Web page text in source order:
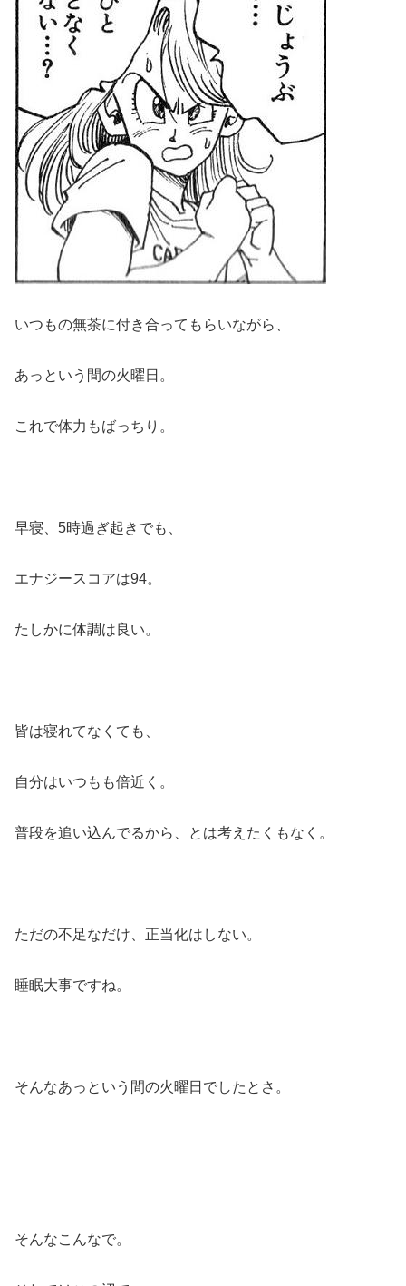
いつもの無茶に付き合ってもらいながら、
あっという間の火曜日。
これで体力もばっちり。
早寝、5時過ぎ起きでも、
エナジースコアは94。
たしかに体調は良い。
皆は寝れてなくても、
自分はいつもも倍近く。
普段を追い込んでるから、とは考えたくもなく。
ただの不足なだけ、正当化はしない。
睡眠大事ですね。
そんなあっという間の火曜日でしたとさ。
そんなこんなで。